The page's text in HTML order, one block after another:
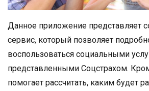
Данное приложение представляет
сервис, который позволяет
воспользоваться социальными
представленными Соцстрахом.
помогает рассчитать, каким будет